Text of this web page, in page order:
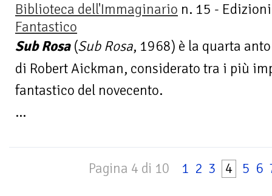
Biblioteca dell'Immaginario n. 15 -
Fantastico
Sub Rosa(Sub Rosa, 1968) è la quarta
di Robert Aickman, considerato tra i più
fantastico del novecento.
...
Pagina 4 di 10 1 2 3 4 5 6